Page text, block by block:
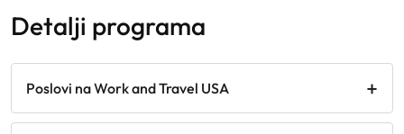
detalji programa
Poslovi na Work and Travel USA